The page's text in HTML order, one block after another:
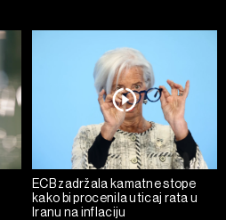
ECB zadržala kamatne stope
kako bi procenila uticaj rata u
Iranu na inflaciju